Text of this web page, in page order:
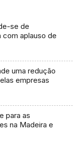
se de
com aplauso de
uma redução
empresas
para as
na Madeira e